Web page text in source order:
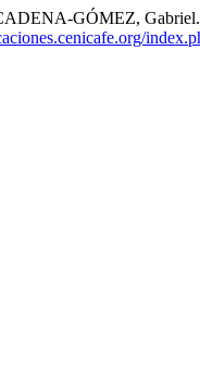
GÓMEZ, Gabriel.